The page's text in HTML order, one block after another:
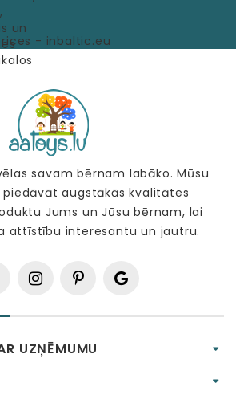
savam bērnam labāko. Mūsu
piedāvāt augstākās kvalitātes
Jums un Jūsu bērnam, lai
attīstību interesantu un jautru.
UZŅĒMUMU